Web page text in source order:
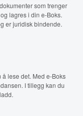
som trenger
lagres i din e-Boks.
er juridisk bindende.
lese det. Med e-Boks
I tillegg kan du